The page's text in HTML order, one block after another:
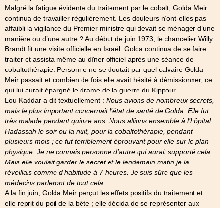
Malgré la fatigue évidente du traitement par le cobalt, Golda Meir
continua de travailler régulièrement. Les douleurs n’ont-elles pas
affaibli la vigilance du Premier ministre qui devait se ménager d’une
manière ou d’une autre ? Au début de juin 1973, le chancelier Willy
Brandt fit une visite officielle en Israël. Golda continua de se faire
traiter et assista même au dîner officiel après une séance de
cobaltothérapie. Personne ne se doutait par quel calvaire Golda
Meir passait et combien de fois elle avait hésité à démissionner, ce
qui lui aurait épargné le drame de la guerre du Kippour.
Lou Kaddar a dit textuellement : Nous avions de nombreux secrets,
mais le plus important concernait l’état de santé de Golda. Elle fut
très malade pendant quinze ans. Nous allions ensemble à l’hôpital
Hadassah le soir ou la nuit, pour la cobaltothérapie, pendant
plusieurs mois ; ce fut terriblement éprouvant pour elle sur le plan
physique. Je ne connais personne d’autre qui aurait supporté cela.
Mais elle voulait garder le secret et le lendemain matin je la
réveillais comme d’habitude à 7 heures. Je suis sûre que les
médecins parleront de tout cela.
A la fin juin, Golda Meir perçut les effets positifs du traitement et
elle reprit du poil de la bête ; elle décida de se représenter aux